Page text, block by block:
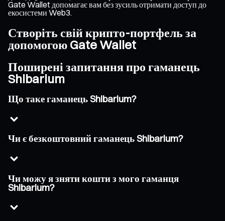
Gate Wallet допомагає вам без зусиль отримати доступ до
екосистеми Web3.
Створіть свій крипто-портфель за
допомогою Gate Wallet
Поширені запитання про гаманець
Shibarium
Що таке гаманець Shibarium?
Чи є безкоштовний гаманець Shibarium?
Чи можу я зняти кошти з мого гаманця
Shibarium?